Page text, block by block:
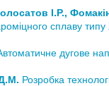
І.Р.,
сплаву
дугове
Розробка